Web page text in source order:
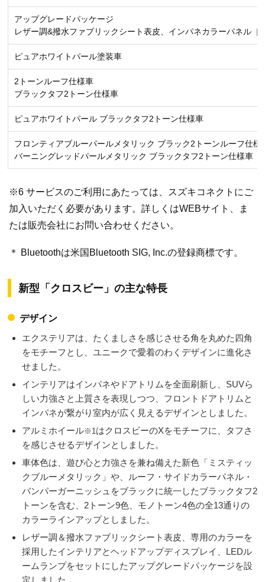
アップグレードパッケージ
レザー調&撥水ファブリックシート表皮、インパネカラーパネル
ピュアホワイトパール塗装車
2トーンルーフ仕様車
ブラックタフ2トーン仕様車
ピュアホワイトパール ブラックタフ2トーン仕様車
フロンティアブルーパールメタリック ブラック2トーンルーフ仕様
バーニングレッドパールメタリック ブラックタフ2トーン仕様車
※6 サービスのご利用にあたっては、スズキコネクトにご
加入いただく必要があります。詳しくはWEBサイト、ま
たは販売会社にお問い合わせください。
＊ Bluetoothは米国Bluetooth SIG, Inc.の登録商標です。
新型「クロスビー」の主な特長
デザイン
エクステリアは、たくましさを感じさせる角を丸めた四角
をモチーフとし、ユニークで愛着のわくデザインに進化さ
せました。
インテリアはインパネやドアトリムを全面刷新し、SUVら
しい力強さと上質さを表現しつつ、フロントドアトリムと
インパネが繋がり室内が広く見えるデザインとしました。
アルミホイール※1はクロスビーのXをモチーフに、タフさ
を感じさせるデザインとしました。
車体色は、遊び心と力強さを兼ね備えた新色「ミスティッ
クブルーメタリック」や、ルーフ・サイドカラーパネル・
バンパーガーニッシュをブラックに統一したブラックタフ2
トーンを含む、2トーン9色、モノトーン4色の全13通りの
カラーラインアップとしました。
レザー調＆撥水ファブリックシート表皮、専用のカラーを
採用したインテリアとヘッドアップディスプレイ、LEDル
ームランプをセットにしたアップグレードパッケージを設
定しました。